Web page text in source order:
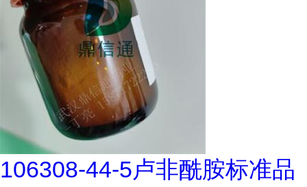
106308-44-5卢非酰胺标准品